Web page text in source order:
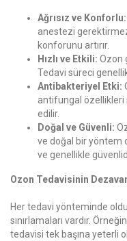
Ağrısız ve Konforlu:
anestezi
konforunu artırır.
Hızlı ve Etkili: Ozon
Tedavi süreci
Antibakteriyel Etki:
antifungal
edilir.
Doğal ve Güvenli:
ve doğal bir yöntem
ve genellikle
Ozon Tedavisinin
Her tedavi yönteminde
sınırlamaları vardır.
tedavisi tek başına yeterli